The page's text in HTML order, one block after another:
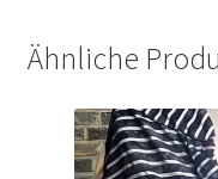
Ähnliche